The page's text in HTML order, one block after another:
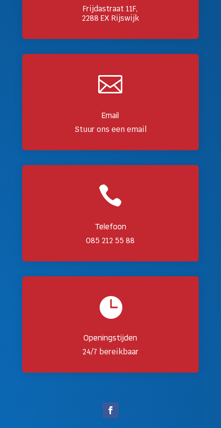
Frijdastraat 11F,
2288 EX Rijswijk

Email
Stuur ons een email

Telefoon
085 212 55 88

Openingstijden
24/7 bereikbaar